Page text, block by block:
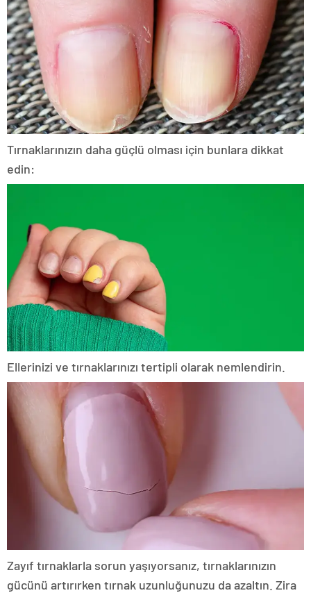
Tırnaklarınızın daha güçlü olması için bunlara dikkat
edin:
Ellerinizi ve tırnaklarınızı tertipli olarak nemlendirin.
Zayıf tırnaklarla sorun yaşıyorsanız, tırnaklarınızın
gücünü artırırken tırnak uzunluğunuzu da azaltın. Zira